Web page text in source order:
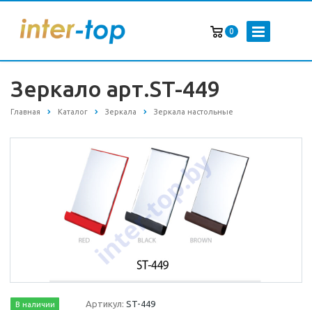
0
Зеркало арт.ST-449
Главная Каталог Зеркала Зеркала настольные
В наличии Артикул:ST-449